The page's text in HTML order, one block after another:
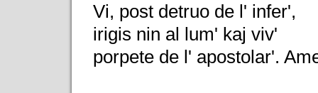
Vi, post detruo de l' infer',
irigis nin al lum' kaj viv'
porpete de l' apostolar'.